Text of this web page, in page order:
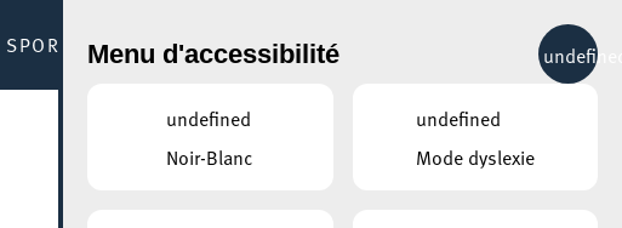
SPORT & RÉCRÉATION MOBILITÉ
AUTRES ÉVÉNEMENTS
13°C
Menu d'accessibilité
undefined
Noir-Blanc
undefined
Mode dyslexie